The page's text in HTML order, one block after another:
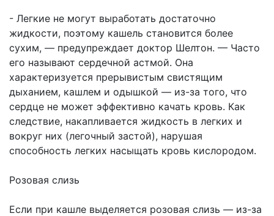
- Легкие не могут выработать достаточно
жидкости, поэтому кашель становится более
сухим, — предупреждает доктор Шелтон. — Часто
его называют сердечной астмой. Она
характеризуется прерывистым свистящим
дыханием, кашлем и одышкой — из-за того, что
сердце не может эффективно качать кровь. Как
следствие, накапливается жидкость в легких и
вокруг них (легочный застой), нарушая
способность легких насыщать кровь кислородом.
Розовая слизь
Если при кашле выделяется розовая слизь — из-за